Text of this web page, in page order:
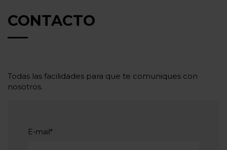
CONTACTO
Todas las facilidades para que te comuniques con
nosotros.
E-mail*